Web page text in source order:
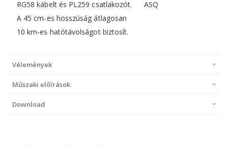
RG58 kábelt és PL259 csatlakozót.
A 45 cm-es hosszúság átlagosan
10 km-es hatótávolságot biztosít.
Vélemények
Műszaki előírások
Download